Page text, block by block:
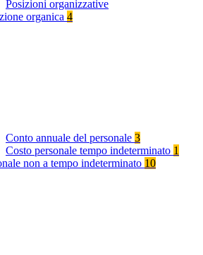
Posizioni organizzative
organica 4
Conto annuale del personale 3
Costo personale tempo indeterminato 1
non a tempo indeterminato 10